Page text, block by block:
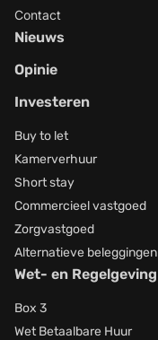
Contact
Nieuws
Opinie
Investeren
Buy to let
Kamerverhuur
Short stay
Commercieel vastgoed
Zorgvastgoed
Alternatieve beleggingen
Wet- en Regelgeving
Box 3
Wet Betaalbare Huur